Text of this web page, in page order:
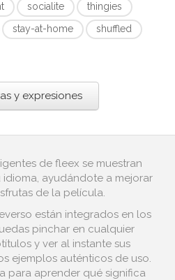
socialite
thingies
stay-at-home
shuffled
y expresiones
de fleex se muestran
ayudándote a mejorar
de la película.
están integrados en los
pinchar en cualquier
y ver al instante sus
ejemplos auténticos de uso.
para aprender qué significa